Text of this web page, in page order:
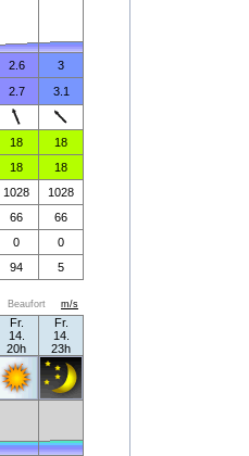
2.6
3
2.7
3.1
18
18
18
18
1028
1028
66
66
0
0
94 5
Beaufort m/s
Fr.
14.
20h
Fr.
14.
23h